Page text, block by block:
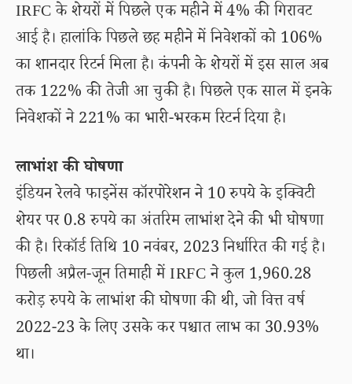
IRFC के शेयरों में पिछले एक महीने में 4% की गिरावट
आई है। हालांकि पिछले छह महीने में निवेशकों को 106%
का शानदार रिटर्न मिला है। कंपनी के शेयरों में इस साल अब
तक 122% की तेजी आ चुकी है। पिछले एक साल में इनके
निवेशकों ने 221% का भारी-भरकम रिटर्न दिया है।
लाभांश की घोषणा
इंडियन रेलवे फाइनेंस कॉरपोरेशन ने 10 रुपये के इक्विटी
शेयर पर 0.8 रुपये का अंतरिम लाभांश देने की भी घोषणा
की है। रिकॉर्ड तिथि 10 नवंबर, 2023 निर्धारित की गई है।
पिछली अप्रैल-जून तिमाही में IRFC ने कुल 1,960.28
करोड़ रुपये के लाभांश की घोषणा की थी, जो वित्त वर्ष
2022-23 के लिए उसके कर पश्चात लाभ का 30.93%
था।